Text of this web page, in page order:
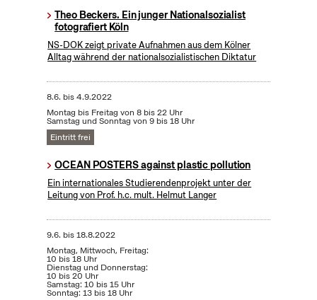
Theo Beckers. Ein junger Nationalsozialist
fotografiert Köln
NS-DOK zeigt private Aufnahmen aus dem Kölner
Alltag während der nationalsozialistischen Diktatur
8.6. bis4.9.2022
Montag bis Freitag von 8 bis 22 Uhr
Samstag und Sonntag von 9 bis 18 Uhr
Eintritt frei
OCEAN POSTERS against plastic pollution
Ein internationales Studierendenprojekt unter der
Leitung von Prof. h.c. mult. Helmut Langer
9.6. bis18.8.2022
Montag, Mittwoch, Freitag:
10 bis 18 Uhr
Dienstag und Donnerstag:
10 bis 20 Uhr
Samstag: 10 bis 15 Uhr
Sonntag: 13 bis 18 Uhr